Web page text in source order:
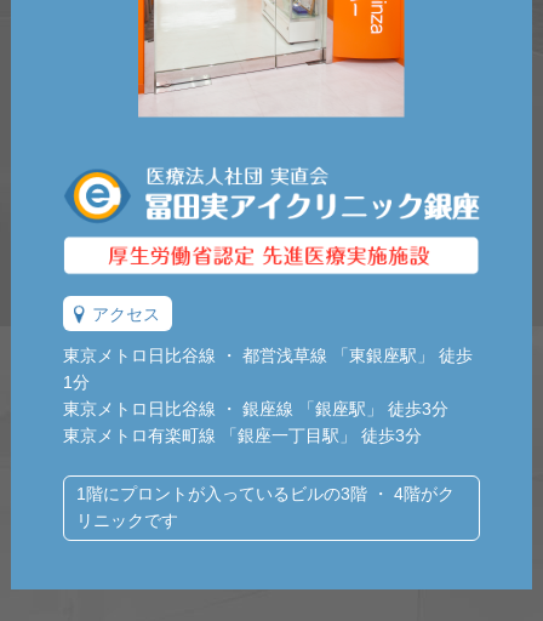
アクセス
東京メトロ日比谷線 ・ 都営浅草線 「東銀座駅」 徒歩
1分
東京メトロ日比谷線 ・ 銀座線 「銀座駅」 徒歩3分
東京メトロ有楽町線 「銀座一丁目駅」 徒歩3分
1階にプロントが入っているビルの3階 ・ 4階がク
リニックです